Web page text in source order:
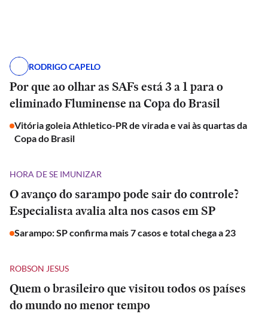
RODRIGO CAPELO
Por que ao olhar as SAFs está 3 a 1 para o
eliminado Fluminense na Copa do Brasil
Vitória goleia Athletico-PR de virada e vai às quartas da
Copa do Brasil
HORA DE SE IMUNIZAR
O avanço do sarampo pode sair do controle?
Especialista avalia alta nos casos em SP
Sarampo: SP confirma mais 7 casos e total chega a 23
ROBSON JESUS
Quem o brasileiro que visitou todos os países
do mundo no menor tempo